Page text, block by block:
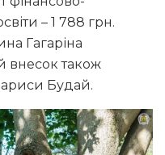
– 1 788 грн.
Гагаріна
внесок також
Будай.